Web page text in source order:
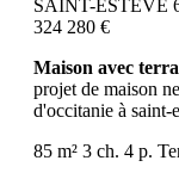
SAINT-ESTÈVE
324 280 €
Maison avec
projet de maison
d'occitanie à saint-
85 m² 3 ch. 4 p.